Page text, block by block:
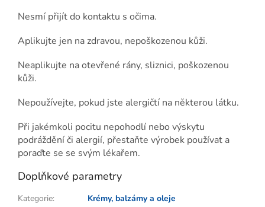
Nesmí přijít do kontaktu s očima.
Aplikujte jen na zdravou, nepoškozenou kůži.
Neaplikujte na otevřené rány, sliznici, poškozenou
kůži.
Nepoužívejte, pokud jste alergičtí na některou látku.
Při jakémkoli pocitu nepohodlí nebo výskytu
podráždění či alergií, přestaňte výrobek používat a
poraďte se se svým lékařem.
Doplňkové parametry
Kategorie:
Krémy, balzámy a oleje